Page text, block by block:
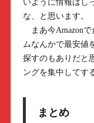
いように情報はし
な、と思います。
まあ今Amazonで
ムなんかで最安値
探すのもありだと
ングを集中してす
まとめ